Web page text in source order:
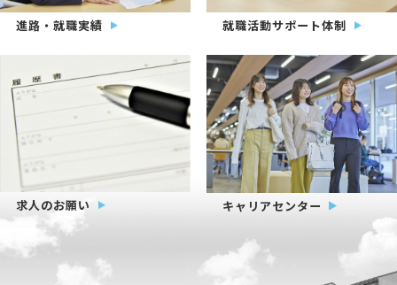
進路・就職実績 就職活動サポート体制
求人のお願い キャリアセンター